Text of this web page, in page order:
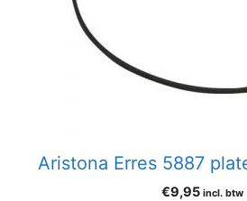
Aristona Erres 5887
€9,95 incl. btw